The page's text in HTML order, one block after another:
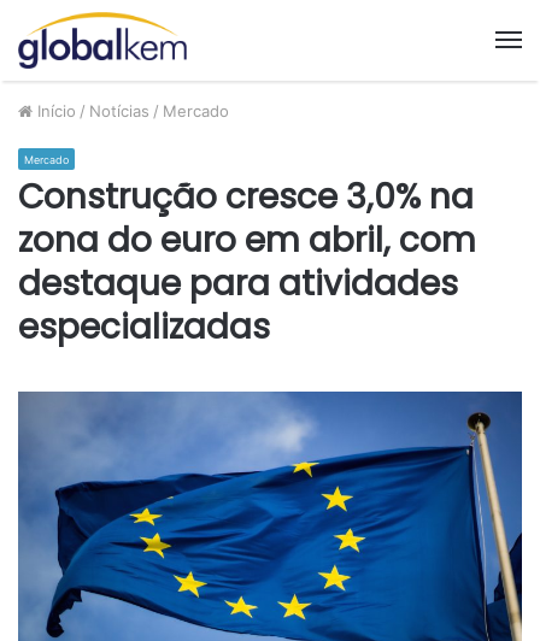
Início / Notícias / Mercado
Mercado
Construção cresce 3,0% na
zona do euro em abril, com
destaque para atividades
especializadas